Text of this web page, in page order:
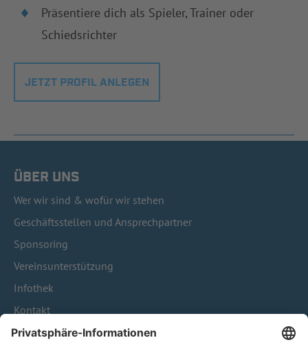
Präsentiere dich als Spieler, Trainer oder
Schiedsrichter
JETZT PROFIL ANLEGEN
ÜBER UNS
Wer wir sind & wofür wir stehen
Geschäftsstellen und Ansprechpartner
Sponsoring
Vereinsunterstützung
Infothek
Kontakt